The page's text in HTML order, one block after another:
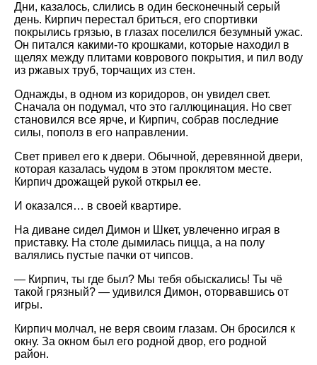
Дни, казалось, слились в один бесконечный серый
день. Кирпич перестал бриться, его спортивки
покрылись грязью, в глазах поселился безумный ужас.
Он питался какими-то крошками, которые находил в
щелях между плитами коврового покрытия, и пил воду
из ржавых труб, торчащих из стен.
Однажды, в одном из коридоров, он увидел свет.
Сначала он подумал, что это галлюцинация. Но свет
становился все ярче, и Кирпич, собрав последние
силы, пополз в его направлении.
Свет привел его к двери. Обычной, деревянной двери,
которая казалась чудом в этом проклятом месте.
Кирпич дрожащей рукой открыл ее.
И оказался… в своей квартире.
На диване сидел Димон и Шкет, увлеченно играя в
приставку. На столе дымилась пицца, а на полу
валялись пустые пачки от чипсов.
— Кирпич, ты где был? Мы тебя обыскались! Ты чё
такой грязный? — удивился Димон, оторвавшись от
игры.
Кирпич молчал, не веря своим глазам. Он бросился к
окну. За окном был его родной двор, его родной
район.